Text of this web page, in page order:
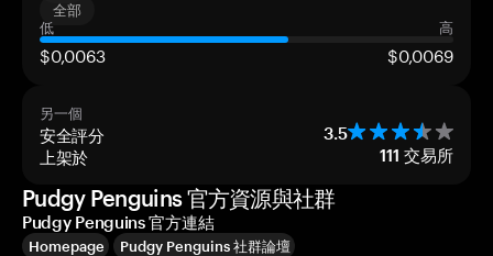
全部
低
高
$0,0063 $0,0069
另一個
安全評分 3.5
上架於 111 交易所
Pudgy Penguins 官方資源與社群
Pudgy Penguins 官方連結
Homepage
Pudgy Penguins 社群論壇